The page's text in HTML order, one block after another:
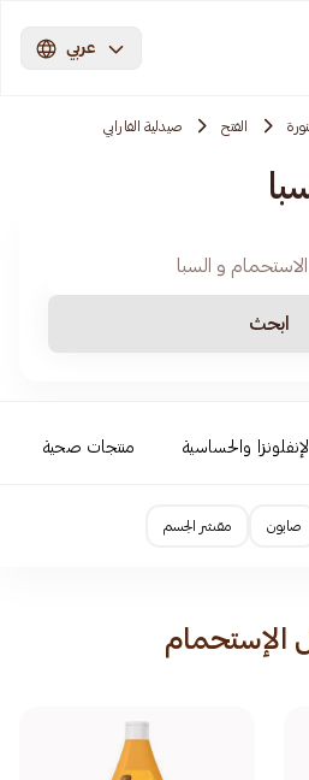
عربي
الفتح صيدلية الفارابي
ابحث
والحساسية منتجات صحية
صابون مقشر الجسم